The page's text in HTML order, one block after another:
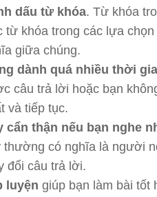
dấu từ khóa. Từ khóa
từ khóa trong các lựa
giữa chúng.
dành quá nhiều thời
câu trả lời hoặc bạn
và tiếp tục.
cẩn thận nếu bạn nghe
thường có nghĩa là người
đổi câu trả lời.
luyện giúp bạn làm bài tốt